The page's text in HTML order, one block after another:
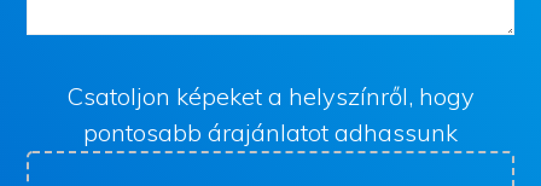
Csatoljon képeket a helyszínről, hogy
pontosabb árajánlatot adhassunk